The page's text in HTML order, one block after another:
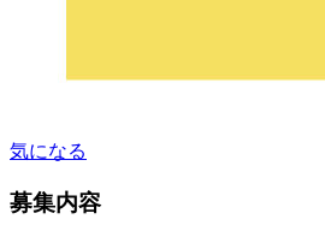
気になる
募集内容